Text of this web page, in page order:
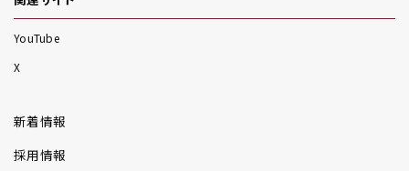
YouTube
X
新着情報
採用情報